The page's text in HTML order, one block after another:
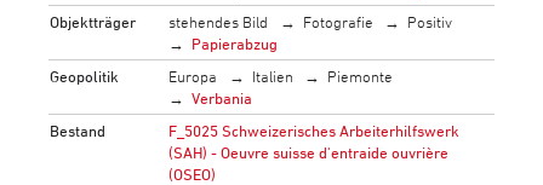
Objektträger
stehendes Bild Fotografie
Positiv
Papierabzug
Geopolitik
Europa Italien
Piemonte
Verbania
Bestand
F_5025 Schweizerisches Arbeiterhilfswerk
(SAH) - Oeuvre suisse d'entraide ouvrière
(OSEO)